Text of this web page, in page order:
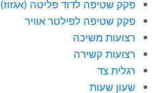
פקק שטיפה לדוד פליטה (אגזוז)
פקק שטיפה לפילטר אוויר
רצועות משיכה
רצועות קשירה
רגלית צד
שעון שעות